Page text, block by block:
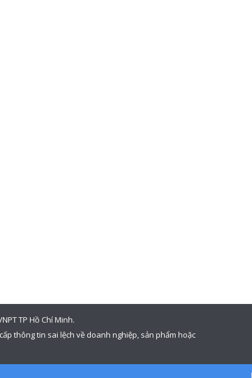
TP Hồ Chí Minh.
thông tin sai lệch về doanh nghiệp, sản phẩm hoặc